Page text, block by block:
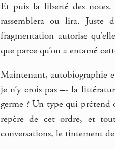
Et puis la liberté des
rassemblera ou lira. Juste
fragmentation autorise
que parce qu’on a entamé
Maintenant, autobiographie
je n’y crois pas –- la
germe ? Un type qui
repère de cet ordre, et
conversations, le tintement